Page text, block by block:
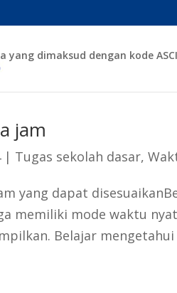
yang dimaksud dengan kode
jam
| Tugas sekolah dasar,
yang dapat
memiliki mode waktu
Belajar